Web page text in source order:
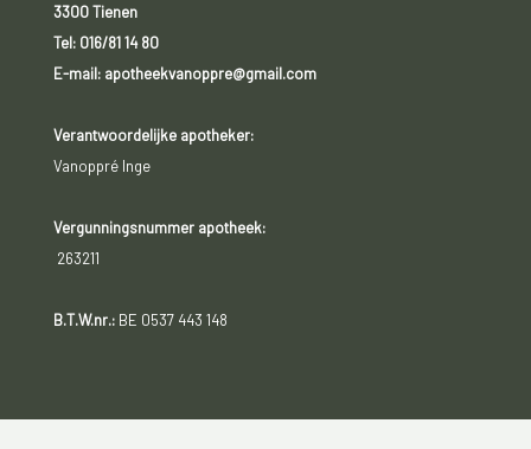
3300 Tienen
Tel: 016/81 14 80
E-mail: apotheekvanoppre@gmail.com
Verantwoordelijke apotheker:
Vanoppré Inge
Vergunningsnummer apotheek:
263211
B.T.W.nr.:BE 0537 443 148